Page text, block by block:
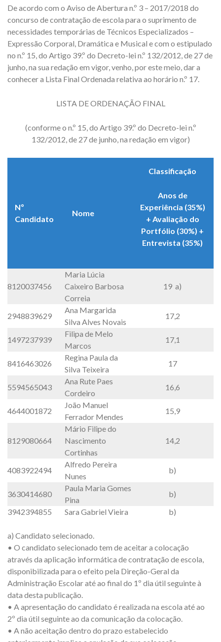
De acordo com o Aviso de Abertura n.º 3 – 2017/2018 do
concurso de contratação de escola para o suprimento de
necessidades temporárias de Técnicos Especializados –
Expressão Corporal, Dramática e Musical e com o estipulado
no n.º 15, do Artigo 39.º do Decreto-lei n.º 132/2012, de 27 de
junho, na sua redação em vigor, venho, por este meio, dar a
conhecer a Lista Final Ordenada relativa ao horário n.º 17.
LISTA DE ORDENAÇÃO FINAL
(conforme o n.º 15, do Artigo 39.º do Decreto-lei n.º
132/2012, de 27 de junho, na redação em vigor)
Nº
Candidato
Nome
Classificação
Anos de
Experiência (35%)
+ Avaliação do
Portfólio (30%) +
Entrevista (35%)
8120037456
Maria Lúcia
Caixeiro Barbosa
Correia
19 a)
2948839629
Ana Margarida
Silva Alves Novais
17,2
1497237939
Filipa de Melo
Marcos
17,1
8416463026
Regina Paula da
Silva Teixeira
17
5594565043
Ana Rute Paes
Cordeiro
16,6
4644001872
João Manuel
Ferrador Mendes
15,9
8129080664
Mário Filipe do
Nascimento
Cortinhas
14,2
4083922494
Alfredo Pereira
Nunes
b)
3630414680
Paula Maria Gomes
Pina
b)
3942394855
Sara Gabriel Vieira b)
a) Candidato selecionado.
• O candidato selecionado tem de aceitar a colocação
através da aplicação informática de contratação de escola,
disponibilizada para o efeito pela Direção-Geral da
Administração Escolar até ao final do 1º dia útil seguinte à
data desta publicação.
• A apresentação do candidato é realizada na escola até ao
2º dia útil seguinte ao da comunicação da colocação.
• A não aceitação dentro do prazo estabelecido